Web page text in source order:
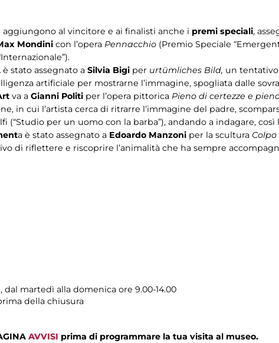
al vincitore e ai finalisti anche i premi speciali,
Mondini con l’opera Pennacchio (Premio Speciale
è stato assegnato a Silvia Bigi per urtümliches Bild, un tentativo
artificiale per mostrarne l’immagine, spogliata dalle
va a Gianni Politi per l’opera pittorica Pieno di certezze e
in cui l’artista cerca di ritrarre l’immagine del padre,
(“Studio per un uomo con la barba”), andando a indagare,
a è stato assegnato a Edoardo Manzoni per la scultura
di riflettere e riscoprire l’animalità che ha sempre
dal martedì alla domenica ore 9.00-14.00
della chiusura
AVVISI prima di programmare la tua visita al museo.